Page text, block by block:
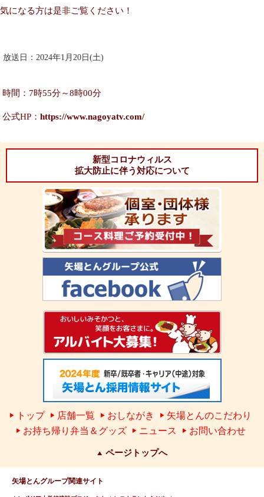
気になる方は是非ご覧ください！
放送日：2024年1月20日(土)
時間：7時55分～8時00分
公式HP： https://www.nagoyatv.com/
新型コロナウィルス
拡大防止に伴う対応について
トップ 店舗一覧 おしながき
矢場とんのこだわり
お持ち帰り弁当＆グッズ
ニュース お問い合わせ
ページトップへ
矢場とんグループ関連サイト